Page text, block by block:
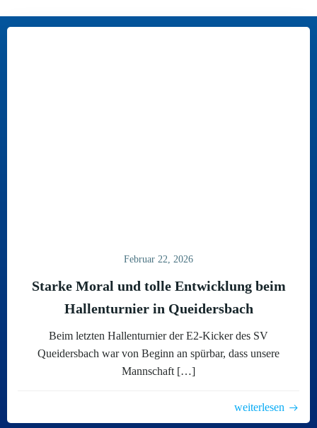
Februar 22, 2026
Starke Moral und tolle Entwicklung beim
Hallenturnier in Queidersbach
Beim letzten Hallenturnier der E2-Kicker des SV
Queidersbach war von Beginn an spürbar, dass unsere
Mannschaft […]
weiterlesen